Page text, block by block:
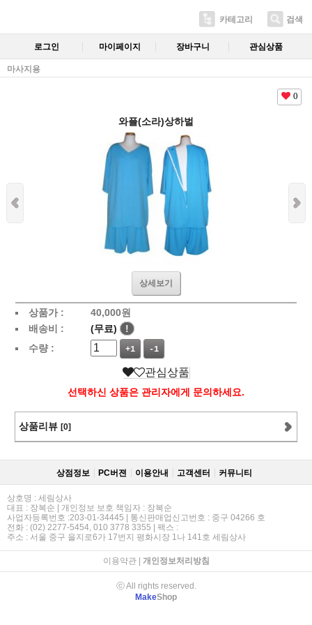
카테고리 검색
로그인 마이페이지 장바구니 관심상품
마사지용
0
와플(소라)상하벌
상세보기
상품가 : 40,000원
배송비 :
(무료)
!
수량 :
+1 -1
관심상품
선택하신 상품은 관리자에게 문의하세요.
상품리뷰 [0]
상점정보 PC버젼 이용안내 고객센터 커뮤니티
상호명 : 세림상사
대표 : 장복순 | 개인정보 보호 책임자 : 장복순
사업자등록번호 :203-01-34445 | 통신판매업신고번호 : 중구 04266 호
전화 : (02) 2277-5454, 010 3778 3355 | 팩스 :
주소 : 서울 중구 을지로6가 17번지 평화시장 1나 141호 세림상사
이용약관| 개인정보처리방침
ⓒ All rights reserved.
MakeShop